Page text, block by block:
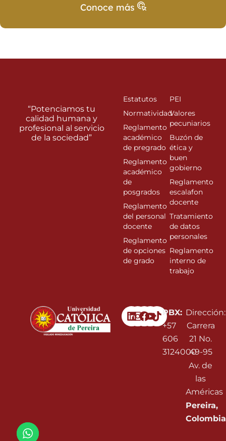
Conoce más
Linkedin
Instagram
Facebook
Youtube
PBX:
+57
606
3124000
Dirección:
Carrera
21 No.
49-95
Av. de
las
Américas
Pereira,
Colombia
“Potenciamos tu
calidad humana y
profesional al servicio
de la sociedad”
Estatutos
Normatividad
Reglamento
académico
de pregrado
Reglamento
académico
de
posgrados
Reglamento
del personal
docente
Reglamento
de opciones
de grado
PEI
Valores
pecuniarios
Buzón de
ética y
buen
gobierno
Reglamento
escalafon
docente
Tratamiento
de datos
personales
Reglamento
interno de
trabajo